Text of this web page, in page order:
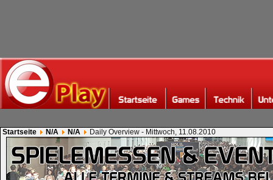
Startseite N/A N/A Daily Overview - Mittwoch, 11.08.2010